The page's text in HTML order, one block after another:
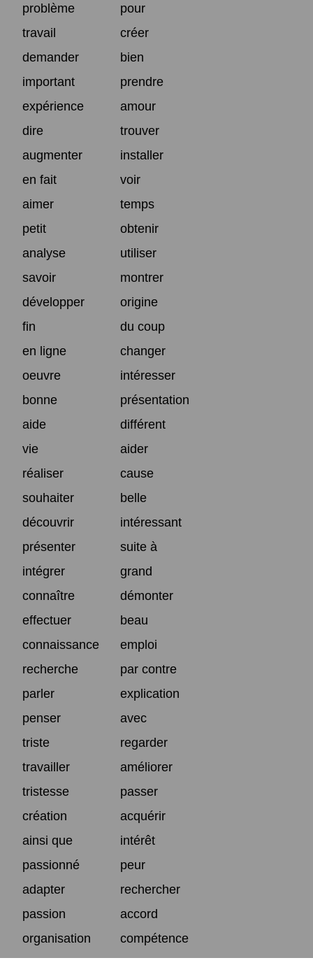
problème
pour
travail
créer
demander
bien
important
prendre
expérience
amour
dire
trouver
augmenter
installer
en fait
voir
aimer
temps
petit
obtenir
analyse
utiliser
savoir
montrer
développer
origine
fin
du coup
en ligne
changer
oeuvre
intéresser
bonne
présentation
aide
différent
vie
aider
réaliser
cause
souhaiter
belle
découvrir
intéressant
présenter
suite à
intégrer
grand
connaître
démonter
effectuer
beau
connaissance
emploi
recherche
par contre
parler
explication
penser
avec
triste
regarder
travailler
améliorer
tristesse
passer
création
acquérir
ainsi que
intérêt
passionné
peur
adapter
rechercher
passion
accord
organisation
compétence